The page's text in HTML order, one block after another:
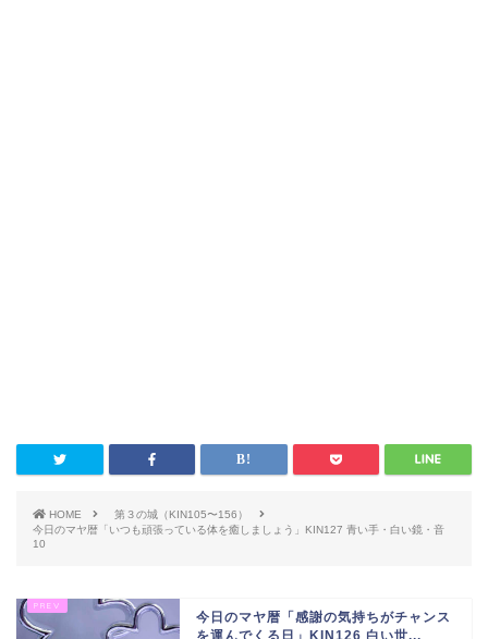
HOME
第３の城（KIN105〜156）
今日のマヤ暦「いつも頑張っている体を癒しましょう」KIN127 青い手・白い鏡・音
10
今日のマヤ暦「感謝の気持ちがチャンス
を運んでくる日」KIN126 白い世...